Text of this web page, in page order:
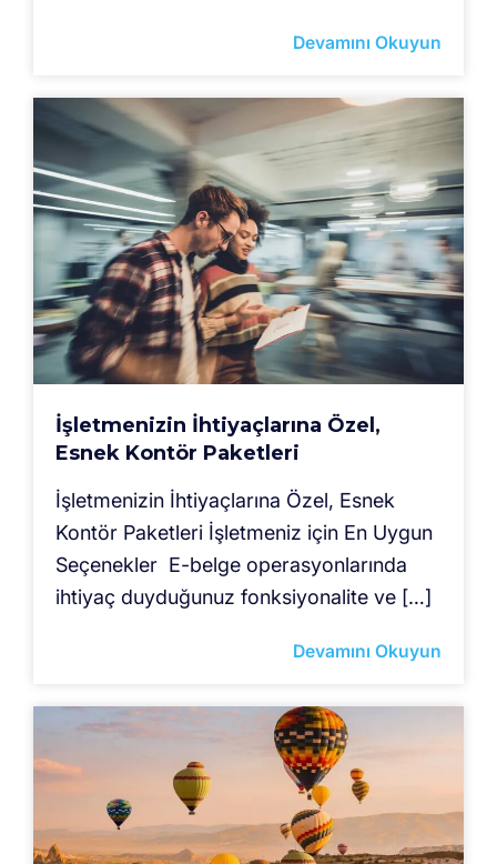
Devamını Okuyun
İşletmenizin İhtiyaçlarına Özel,
Esnek Kontör Paketleri
İşletmenizin İhtiyaçlarına Özel, Esnek
Kontör Paketleri İşletmeniz için En Uygun
Seçenekler E-belge operasyonlarında
ihtiyaç duyduğunuz fonksiyonalite ve […]
Devamını Okuyun